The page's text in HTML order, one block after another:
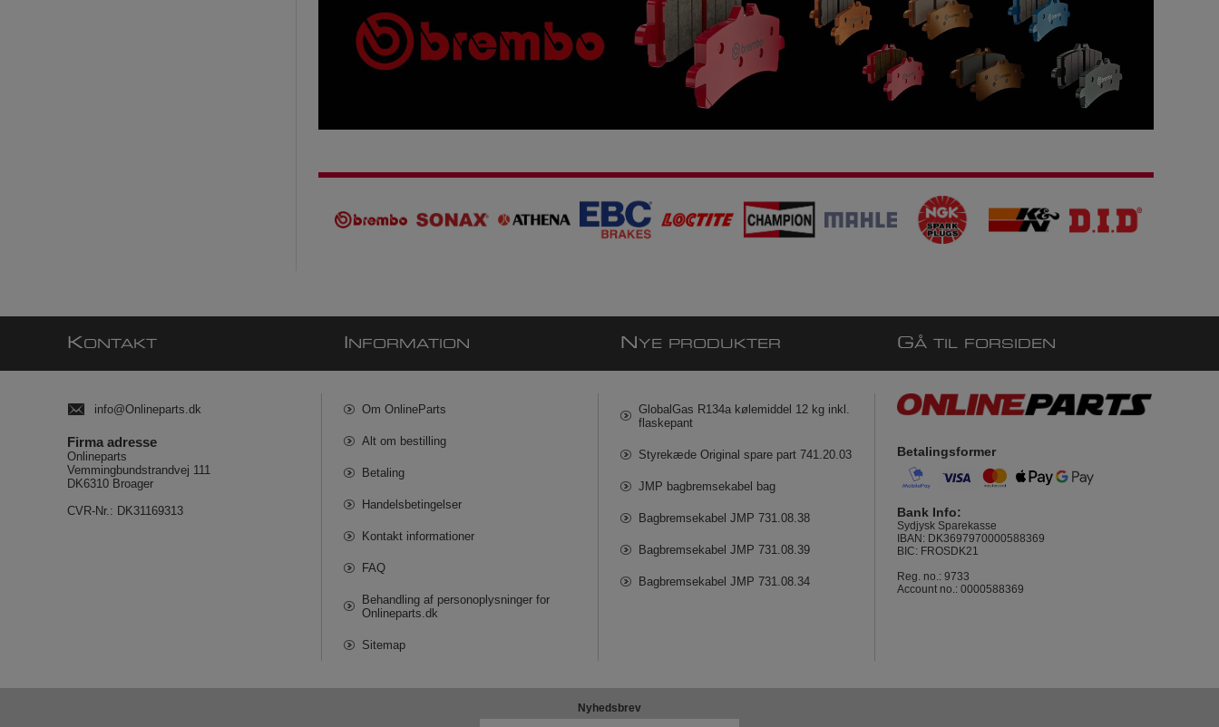
KONTAKT
info@Onlineparts.dk
Firma adresse
Onlineparts
Vemmingbundstrandvej 111
DK6310 Broager
CVR-Nr.: DK31169313
NFORMATION
Om OnlineParts
Alt om bestilling
Betaling
Handelsbetingelser
Kontakt informationer
FAQ
Behandling af personoplysninger for
Onlineparts.dk
Sitemap
N YE PRODUKTER
GlobalGas R134a kølemiddel 12 kg inkl.
flaskepant
Styrekæde Original spare part 741.20.03
JMP bagbremsekabel bag
Bagbremsekabel JMP 731.08.38
Bagbremsekabel JMP 731.08.39
Bagbremsekabel JMP 731.08.34
GÅ TIL FORSIDEN
Betalingsformer
Bank Info:
Sydjysk Sparekasse
IBAN: DK3697970000588369
BIC: FROSDK21
Reg. no.: 9733
Account no.: 0000588369
Nyhedsbrev